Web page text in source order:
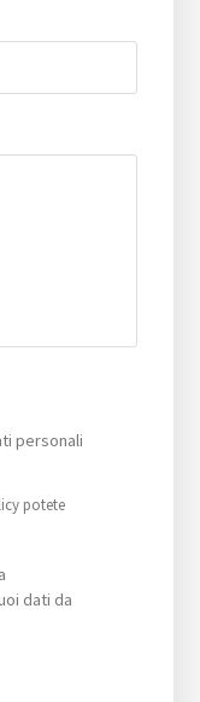
personali
potete
dati da